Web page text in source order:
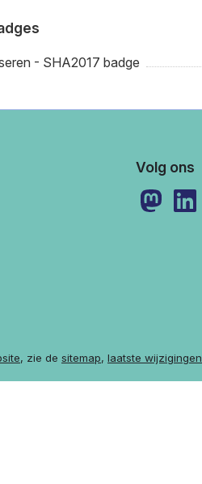
- SHA2017 badge
Volg ons
, zie de sitemap, laatste wijzigingen